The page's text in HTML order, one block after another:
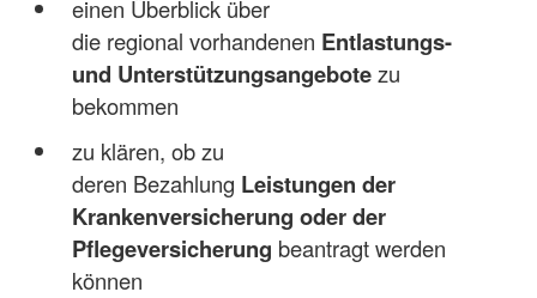
einen Überblick über
die regional vorhandenen Entlastungs-
und Unterstützungsangebotezu
bekommen
zu klären, ob zu
deren Bezahlung Leistungen der
Krankenversicherung oder der
Pflegeversicherung beantragt werden
können